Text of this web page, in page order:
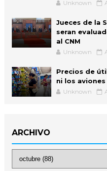
Unknown
Jueces de la
seran
al CNM
Unknown
Precios de
ni los
Unknown
ARCHIVO